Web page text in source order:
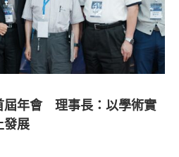
屆年會 理事長：以學術實
發展